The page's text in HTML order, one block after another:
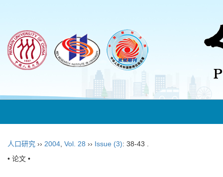
人口研究 ›› 2004 Vol. 28 ›› Issue (3): 38-43 .
• 论文 •